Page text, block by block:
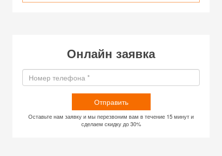
Онлайн заявка
Отправить
Оставьте нам заявку и мы перезвоним вам в течение 15 минут и
сделаем скидку до 30%